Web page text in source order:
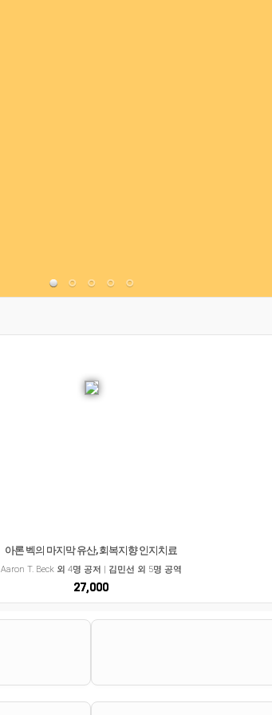
아론 벡의 마지막 유산, 회복지향 인지치료
Aaron T. Beck 외 4명 공저 | 김민선 외 5명 공역
27,000